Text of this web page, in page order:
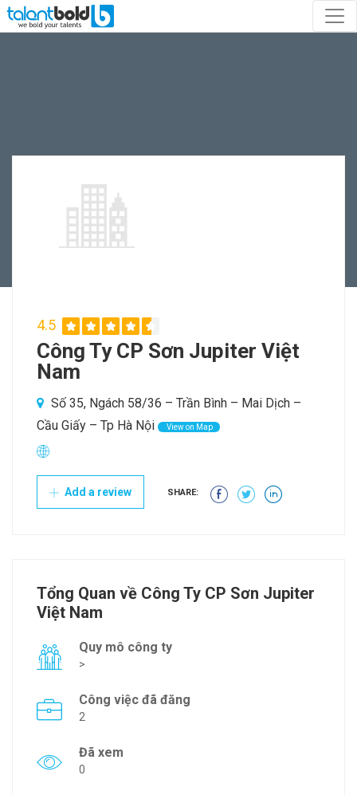
4.5
Công Ty CP Sơn Jupiter Việt
Nam
Số 35, Ngách 58/36 – Trần Bình – Mai Dịch –
Cầu Giấy – Tp Hà Nội
View on Map
Add a review SHARE:
Tổng Quan về Công Ty CP Sơn Jupiter
Việt Nam
Quy mô công ty
>
Công việc đã đăng
2
Đã xem
0